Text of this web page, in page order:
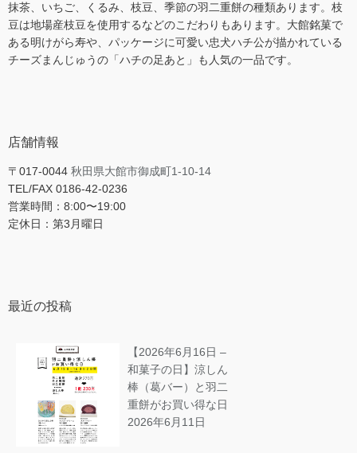
抹茶、いちご、くるみ、枝豆、季節の羽二重餅の種類あります。枝
豆は地場産枝豆を使用するなどのこだわりもあります。大館銘菓で
ある明けがら寿や、パッケージに可愛い忠犬ハチ公が描かれている
チーズまんじゅうの「ハチの足あと」も人気の一品です。
店舗情報
〒017-0044 秋田県大館市御成町1-10-14
TEL/FAX 0186-42-0236
営業時間：8:00〜19:00
定休日：第3月曜日
最近の投稿
【2026年6月16日 –
和菓子の日】涼しん
棒（葛バー）と羽二
重餅がお買い得な日
2026年6月11日